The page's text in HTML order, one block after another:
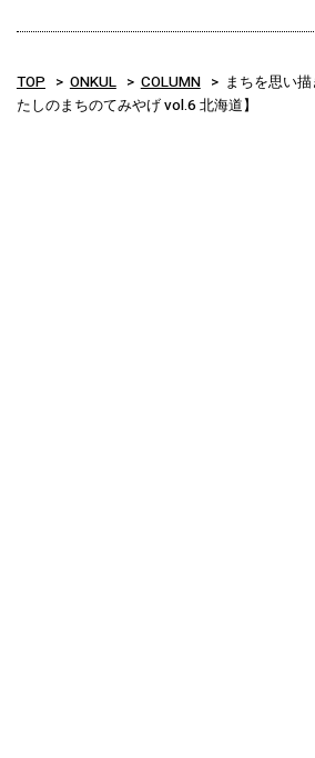
TOP ONKUL COLUMN
まちを思い
たしのまちのてみやげ vol.6 北海道】